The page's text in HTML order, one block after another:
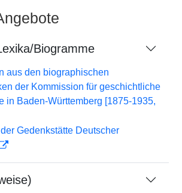
Biogramme
aus den biographischen
der Kommission für geschichtliche
in Baden-Württemberg [1875-1935,
Gedenkstätte Deutscher